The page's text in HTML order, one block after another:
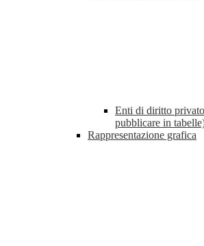
Enti di diritto
pubblicare in
Rappresentazione grafica